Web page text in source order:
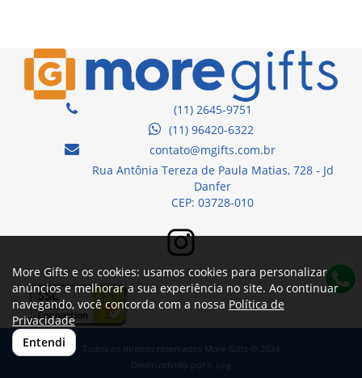
(11) 2645-9751
(11) 96420-6322
contato@mgifts.com.br
Rua Antônia Tereza de Paula Matias, 728 - Jd
Danfer
CEP: 03728-010
Todos os direitos reservados More Gifts © 2024
Desenvolvido por A. Jung
More Gifts e os cookies: usamos cookies para personalizar
anúncios e melhorar a sua experiência no site. Ao continuar
navegando, você concorda com a nossa Política de
Privacidade
Entendi